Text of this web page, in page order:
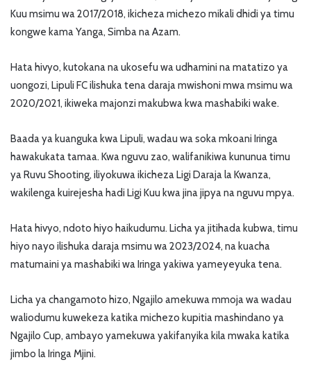
Kuu msimu wa 2017/2018, ikicheza michezo mikali dhidi ya timu
kongwe kama Yanga, Simba na Azam.
Hata hivyo, kutokana na ukosefu wa udhamini na matatizo ya
uongozi, Lipuli FC ilishuka tena daraja mwishoni mwa msimu wa
2020/2021, ikiweka majonzi makubwa kwa mashabiki wake.
Baada ya kuanguka kwa Lipuli, wadau wa soka mkoani Iringa
hawakukata tamaa. Kwa nguvu zao, walifanikiwa kununua timu
ya Ruvu Shooting, iliyokuwa ikicheza Ligi Daraja la Kwanza,
wakilenga kuirejesha hadi Ligi Kuu kwa jina jipya na nguvu mpya.
Hata hivyo, ndoto hiyo haikudumu. Licha ya jitihada kubwa, timu
hiyo nayo ilishuka daraja msimu wa 2023/2024, na kuacha
matumaini ya mashabiki wa Iringa yakiwa yameyeyuka tena.
Licha ya changamoto hizo, Ngajilo amekuwa mmoja wa wadau
waliodumu kuwekeza katika michezo kupitia mashindano ya
Ngajilo Cup, ambayo yamekuwa yakifanyika kila mwaka katika
jimbo la Iringa Mjini.